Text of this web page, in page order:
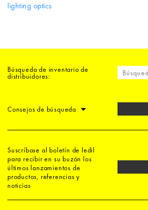
lighting optics
Búsqueda de inventario de
distribuidores:
Consejos de búsqueda
Suscríbase al boletín de ledil
para recibir en su buzón los
últimos lanzamientos de
productos, referencias y
noticias